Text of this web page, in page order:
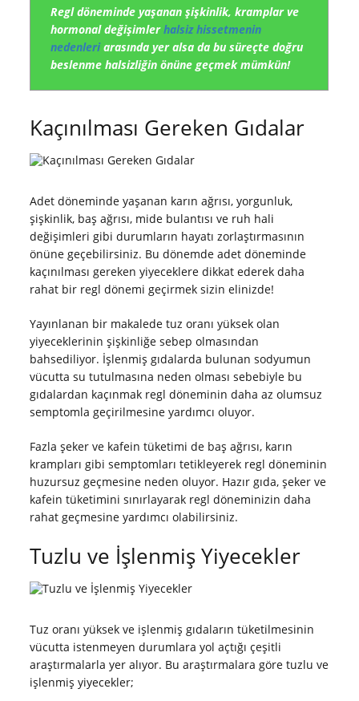
Regl döneminde yaşanan şişkinlik, kramplar ve
hormonal değişimlerhalsiz hissetmenin
nedenleriarasında yer alsa da bu süreçte doğru
beslenme halsizliğin önüne geçmek mümkün!
Kaçınılması Gereken Gıdalar
Adet döneminde yaşanan karın ağrısı, yorgunluk,
şişkinlik, baş ağrısı, mide bulantısı ve ruh hali
değişimleri gibi durumların hayatı zorlaştırmasının
önüne geçebilirsiniz. Bu dönemde adet döneminde
kaçınılması gereken yiyeceklere dikkat ederek daha
rahat bir regl dönemi geçirmek sizin elinizde!
Yayınlanan bir makalede tuz oranı yüksek olan
yiyeceklerinin şişkinliğe sebep olmasından
bahsediliyor. İşlenmiş gıdalarda bulunan sodyumun
vücutta su tutulmasına neden olması sebebiyle bu
gıdalardan kaçınmak regl döneminin daha az olumsuz
semptomla geçirilmesine yardımcı oluyor.
Fazla şeker ve kafein tüketimi de baş ağrısı, karın
krampları gibi semptomları tetikleyerek regl döneminin
huzursuz geçmesine neden oluyor. Hazır gıda, şeker ve
kafein tüketimini sınırlayarak regl döneminizin daha
rahat geçmesine yardımcı olabilirsiniz.
Tuzlu ve İşlenmiş Yiyecekler
Tuz oranı yüksek ve işlenmiş gıdaların tüketilmesinin
vücutta istenmeyen durumlara yol açtığı çeşitli
araştırmalarla yer alıyor. Bu araştırmalara göre tuzlu ve
işlenmiş yiyecekler;